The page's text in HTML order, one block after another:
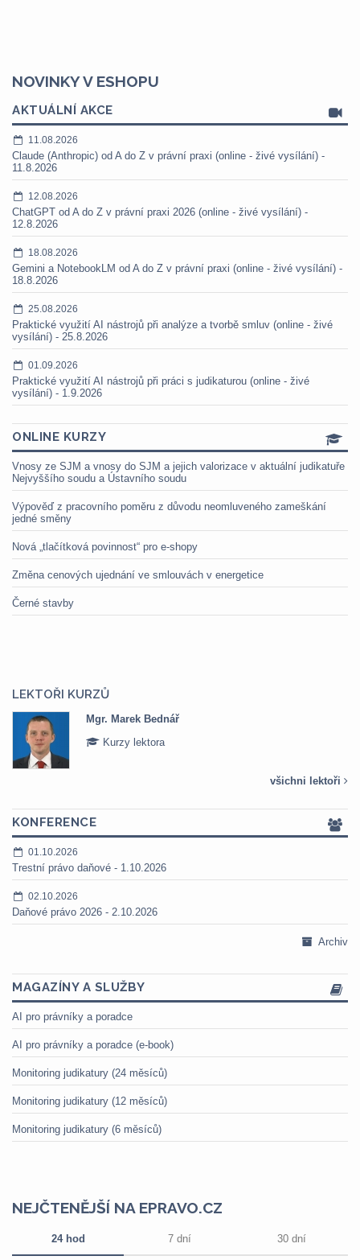
NOVINKY V ESHOPU
AKTUÁLNÍ AKCE
11.08.2026
Claude (Anthropic) od A do Z v právní praxi (online - živé vysílání) -
11.8.2026
12.08.2026
ChatGPT od A do Z v právní praxi 2026 (online - živé vysílání) -
12.8.2026
18.08.2026
Gemini a NotebookLM od A do Z v právní praxi (online - živé vysílání) -
18.8.2026
25.08.2026
Praktické využití AI nástrojů při analýze a tvorbě smluv (online - živé
vysílání) - 25.8.2026
01.09.2026
Praktické využití AI nástrojů při práci s judikaturou (online - živé
vysílání) - 1.9.2026
ONLINE KURZY
Vnosy ze SJM a vnosy do SJM a jejich valorizace v aktuální judikatuře
Nejvyššího soudu a Ústavního soudu
Výpověď z pracovního poměru z důvodu neomluveného zameškání
jedné směny
Nová „tlačítková povinnost“ pro e-shopy
Změna cenových ujednání ve smlouvách v energetice
Černé stavby
LEKTOŘI KURZŮ
Mgr. Veronika Pázmányová
Kurzy lektora
všichni lektoři
KONFERENCE
01.10.2026
Trestní právo daňové - 1.10.2026
02.10.2026
Daňové právo 2026 - 2.10.2026
Archiv
MAGAZÍNY A SLUŽBY
AI pro právníky a poradce
AI pro právníky a poradce (e-book)
Monitoring judikatury (24 měsíců)
Monitoring judikatury (12 měsíců)
Monitoring judikatury (6 měsíců)
NEJČTENĚJŠÍ NA EPRAVO.CZ
24 hod 7 dní 30 dní